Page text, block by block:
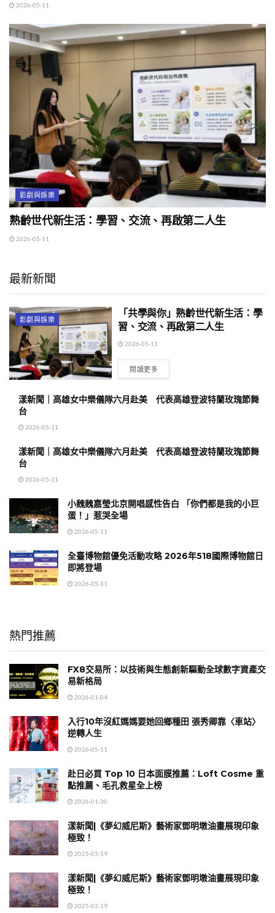
2026-05-11
影劇與娛樂
熟齡世代新生活：學習、交流、再啟第二人生
2026-05-11
最新新聞
影劇與娛樂
「共學與你」熟齡世代新生活：學
習、交流、再啟第二人生
2026-05-11
閱讀更多
漾新聞｜高雄女中樂儀隊六月赴美 代表高雄登波特蘭玫瑰節舞
台
2026-05-11
漾新聞｜高雄女中樂儀隊六月赴美 代表高雄登波特蘭玫瑰節舞
台
2026-05-11
小魏魏嘉瑩北京開唱感性告白 「你們都是我的小巨
蛋！」惹哭全場
2026-05-11
全臺博物館優免活動攻略 2026年518國際博物館日
即將登場
2026-05-11
熱門推薦
FX8交易所：以技術與生態創新驅動全球數字資產交
易新格局
2026-01-04
入行10年沒紅媽媽要她回鄉種田 張秀卿靠〈車站〉
逆轉人生
2026-05-11
赴日必買 Top 10 日本面膜推薦：Loft Cosme 重
點推薦、毛孔救星全上榜
2026-01-30
漾新聞|《夢幻威尼斯》藝術家鄧明墩油畫展現印象
極致！
2025-03-19
漾新聞|《夢幻威尼斯》藝術家鄧明墩油畫展現印象
極致！
2025-03-19